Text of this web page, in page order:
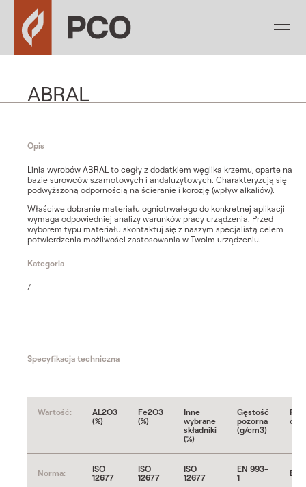
ABRAL
Opis
Linia wyrobów ABRAL to cegły z dodatkiem węglika krzemu, oparte na
bazie surowców szamotowych i andaluzytowych. Charakteryzują się
podwyższoną odpornością na ścieranie i korozję (wpływ alkaliów).
Właściwe dobranie materiału ogniotrwałego do konkretnej aplikacji
wymaga odpowiedniej analizy warunków pracy urządzenia. Przed
wyborem typu materiału skontaktuj się z naszym specjalistą celem
potwierdzenia możliwości zastosowania w Twoim urządzeniu.
Kategoria
/
Specyfikacja techniczna
Wartość:
AL2O3
(%)
Fe2O3
(%)
Inne
wybrane
składniki
(%)
Gęstość
pozorna
(g/cm3)
Norma:
ISO
12677
ISO
12677
ISO
12677
EN 993-
1
EN